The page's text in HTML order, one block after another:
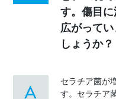
す。傷目
広がって
しょうか？
セラチア菌が
す。セラチア